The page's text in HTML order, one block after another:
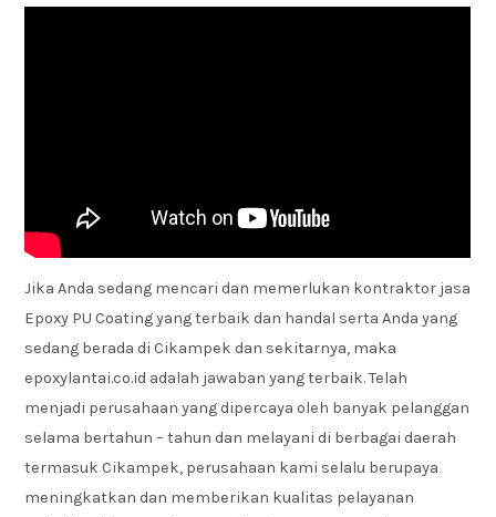
Jika Anda sedang mencari dan memerlukan kontraktor jasa
Epoxy PU Coating yang terbaik dan handal serta Anda yang
sedang berada di Cikampek dan sekitarnya, maka
epoxylantai.co.id adalah jawaban yang terbaik. Telah
menjadi perusahaan yang dipercaya oleh banyak pelanggan
selama bertahun – tahun dan melayani di berbagai daerah
termasuk Cikampek, perusahaan kami selalu berupaya
meningkatkan dan memberikan kualitas pelayanan